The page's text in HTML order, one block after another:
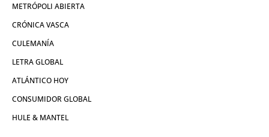
METRÓPOLI ABIERTA
CRÓNICA VASCA
CULEMANÍA
LETRA GLOBAL
ATLÁNTICO HOY
CONSUMIDOR GLOBAL
HULE & MANTEL